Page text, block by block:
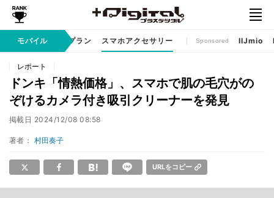
モバイル
ームアプリ 料金プラン スマホアクセサリー Sponsored IIJmio
レポート
ドンキ「情熱価格」、スマホで肌の毛穴がの
ぞけるカメラ付き吸引クリーナーを発見
掲載日 2024/12/08 08:58
著者： 村田奏子
URLをコピー